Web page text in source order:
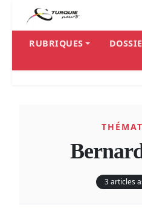
RUBRIQUES
3 articles